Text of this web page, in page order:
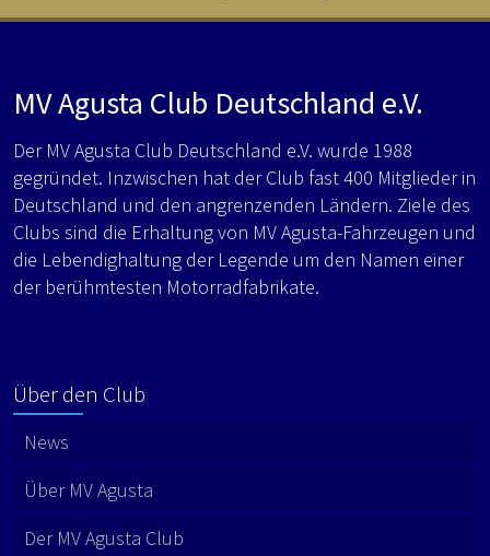
MV Agusta Club Deutschland e.V.
Der MV Agusta Club Deutschland e.V. wurde 1988
gegründet. Inzwischen hat der Club fast 400 Mitglieder in
Deutschland und den angrenzenden Ländern. Ziele des
Clubs sind die Erhaltung von MV Agusta-Fahrzeugen und
die Lebendighaltung der Legende um den Namen einer
der berühmtesten Motorradfabrikate.
Über den Club
News
Über MV Agusta
Der MV Agusta Club